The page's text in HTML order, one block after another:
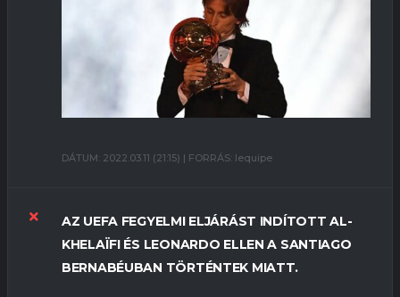
DÁTUM: 2022.03.11 (21:15) | FORRÁS: lequipe
AZ UEFA FEGYELMI ELJÁRÁST INDÍTOTT AL-
KHELAÏFI ÉS LEONARDO ELLEN A SANTIAGO
BERNABÉUBAN TÖRTÉNTEK MIATT.